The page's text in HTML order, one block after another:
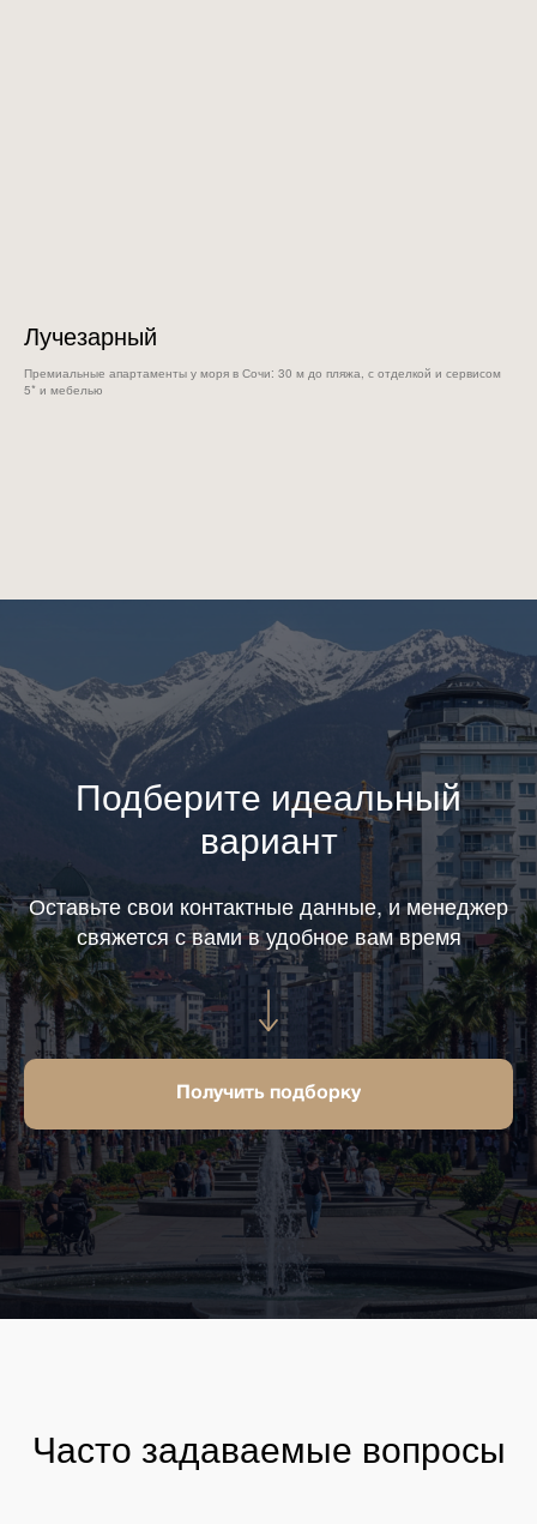
Лучезарный
Премиальные апартаменты у моря в Сочи: 30 м до пляжа, с отделкой и сервисом
5* и мебелью
Подберите идеальный
вариант
Оставьте свои контактные данные, и менеджер
свяжется с вами в удобное вам время
Получить подборку
Часто задаваемые вопросы